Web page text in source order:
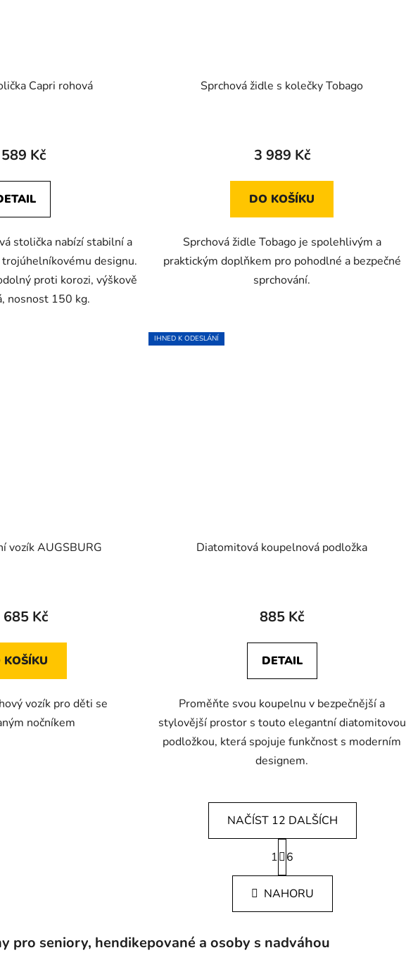
Capri rohová
589 Kč
stolička nabízí stabilní a
designu.
proti korozi, výškově
nosnost 150 kg.
Sprchová židle s kolečky Tobago
hodnocení
je
5,0
5
hvězdiček.
3 989 Kč
DO KOŠÍKU
Sprchová židle Tobago je spolehlivým a
praktickým doplňkem pro pohodlné a bezpečné
sprchování.
vozík AUGSBURG
Kč
KOŠÍKU
vozík pro děti se
nočníkem
IHNED K ODESLÁNÍ
Diatomitová koupelnová podložka
885 Kč
DETAIL
Proměňte svou koupelnu v bezpečnější a
stylovější prostor s touto elegantní diatomitovou
podložkou, která spojuje funkčnost s moderním
designem.
O
v
l
á
a
NAČÍST 12 DALŠÍCH
S
t
r
á
n
k
v
á
1 6
NAHORU
pro seniory, hendikepované a osoby s nadváhou